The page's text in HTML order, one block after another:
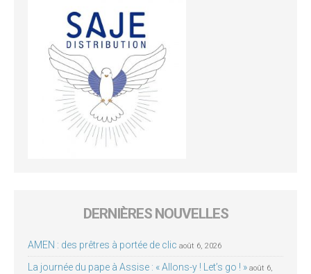
DERNIÈRES NOUVELLES
AMEN : des prêtres à portée de clic août 6, 2026
La journée du pape à Assise : « Allons-y ! Let’s go ! » août 6,